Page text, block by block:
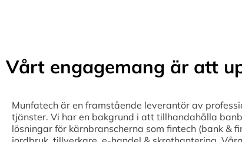
Vårt engagemang är att
Munfatech är en framstående leverantör av
tjänster. Vi har en bakgrund i att tillhandahålla
lösningar för kärnbranscherna som fintech (bank &